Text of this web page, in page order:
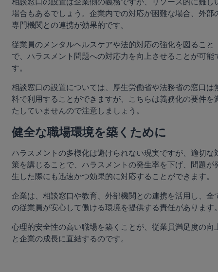
場合もあるでしょう。企業内での対応が困難な場合、外部
専門機関との連携が効果的です。
従業員のメンタルヘルスケアや法的対応の強化を図ること
で、ハラスメント問題への対応力を向上させることが可能
す。
相談窓口の設置については、厚生労働省や法務省の窓口は
料で利用することができますが、こちらは義務化の要件を
たしていませんので注意しましょう。
健全な職場環境を築くために
ハラスメントの多様化は避けられない現実ですが、適切な
策を講じることで、ハラスメントの発生率を下げ、問題が
生した際にも迅速かつ効果的に対応することができます。
企業は、相談窓口や教育、外部機関との連携を活用し、全
の従業員が安心して働ける環境を提供する責任があります
心理的安全性の高い職場を築くことが、従業員満足度の向
と企業の成長に直結するのです。